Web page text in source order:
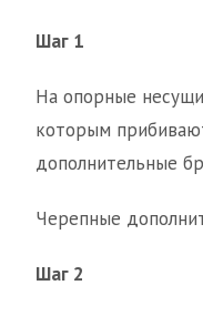
Шаг 1
На опорные
которым
дополнительные
Черепные
Шаг 2